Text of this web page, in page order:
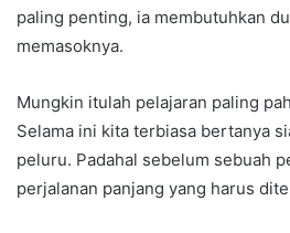
paling penting, ia membutuhkan
memasoknya.
Mungkin itulah pelajaran paling
Selama ini kita terbiasa bertanya
peluru. Padahal sebelum sebuah
perjalanan panjang yang harus